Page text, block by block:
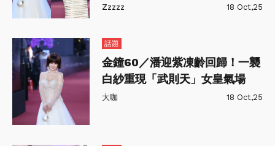
Zzzzz 18 Oct,25
話題
金鐘60／潘迎紫凍齡回歸！一襲
白紗重現「武則天」女皇氣場
大咖 18 Oct,25